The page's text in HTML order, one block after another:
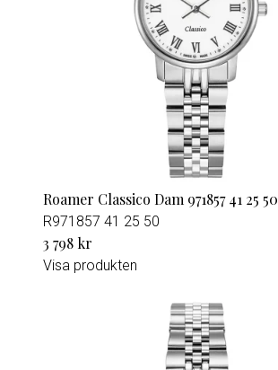
Roamer Classico Dam 971857 41 25 50
R971857 41 25 50
3 798 kr
Visa produkten